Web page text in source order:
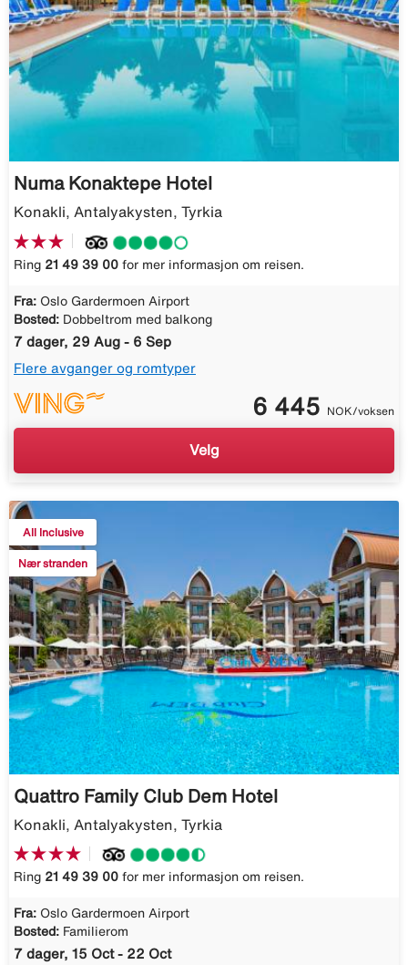
Numa Konaktepe Hotel
Konakli, Antalyakysten, Tyrkia
Ring 21 49 39 00 for mer informasjon om reisen.
Fra: Oslo Gardermoen Airport
Bosted: Dobbeltrom med balkong
7 dager, 29 Aug - 6 Sep
Flere avganger og romtyper
6 445 NOK/voksen
Velg
All Inclusive
Nær stranden
Quattro Family Club Dem Hotel
Konakli, Antalyakysten, Tyrkia
Ring 21 49 39 00 for mer informasjon om reisen.
Fra: Oslo Gardermoen Airport
Bosted: Familierom
7 dager, 15 Oct - 22 Oct